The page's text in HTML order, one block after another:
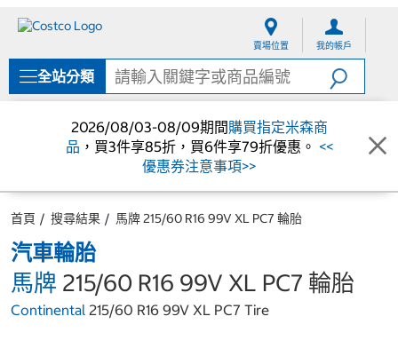
單
賣場位置 我的帳戶
全站分類
2026/08/03-08/09期間購買指定米森商
品 ，買3件享85折，買6件享79折優惠。 <<
優惠券注意事項>>
首頁 搜尋結果 馬牌 215/60 R16 99V XL PC7 輪胎
汽車輪胎
馬牌 215/60 R16 99V XL PC7 輪胎
Continental 215/60 R16 99V XL PC7 Tire